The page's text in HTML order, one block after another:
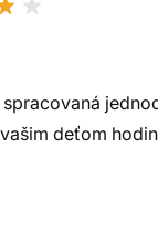
deťom